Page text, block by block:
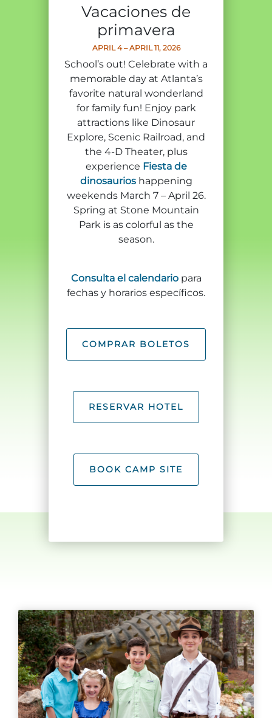
Reglas y ordenanzas
Guía de Naturaleza
Explorar Áreas Naturales
Festivales y eventos
Adventure Outpost
Fiesta de dinosaurios
Servicio de amanecer de Pascua
La posada en Stone Mountain Park
Sitios de alquiler de yurtas
Entradas para grupos
Group Events
Vacaciones de
primavera
APRIL 4 – APRIL 11, 2026
School’s out! Celebrate with a
memorable day at Atlanta’s
favorite natural wonderland
for family fun! Enjoy park
attractions like Dinosaur
Explore, Scenic Railroad, and
the 4-D Theater, plus
experience Fiesta de
dinosaurioshappening
weekends March 7 – April 26.
Spring at Stone Mountain
Park is as colorful as the
season.
Consulta el calendariopara
fechas y horarios específicos.
COMPRAR BOLETOS
RESERVAR HOTEL
BOOK CAMP SITE